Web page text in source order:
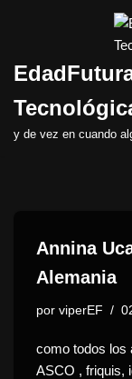
al
y de vez en cuando
Annina
Alemania
por viperEF
como todos los
ASCO , friquis,